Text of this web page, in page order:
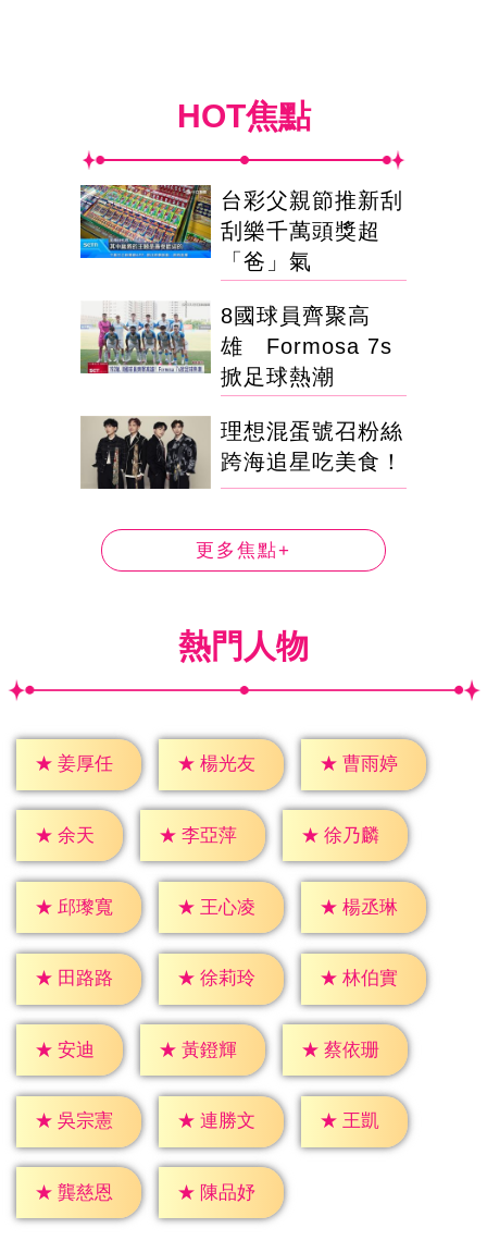
HOT焦點
台彩父親節推新刮
刮樂千萬頭獎超
「爸」氣
8國球員齊聚高
雄 Formosa 7s
掀足球熱潮
理想混蛋號召粉絲
跨海追星吃美食！
更多焦點+
熱門人物
★ 姜厚任 ★ 楊光友 ★ 曹雨婷
★ 余天 ★ 李亞萍 ★ 徐乃麟
★ 邱瓈寬 ★ 王心凌 ★ 楊丞琳
★ 田路路 ★ 徐莉玲 ★ 林伯實
★ 安迪 ★ 黃鐙輝 ★ 蔡依珊
★ 吳宗憲 ★ 連勝文 ★ 王凱
★ 龔慈恩 ★ 陳品妤